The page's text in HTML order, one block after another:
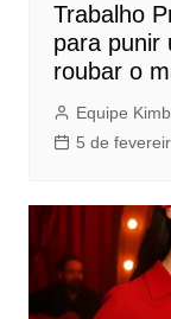
Trabalho
para punir
roubar o
Equipe
5 de